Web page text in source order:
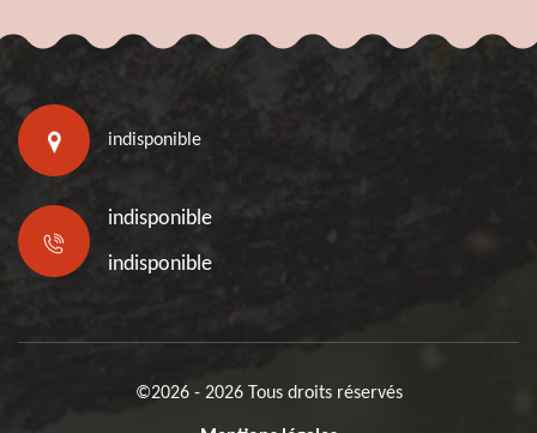
indisponible
indisponible
indisponible
©2026 - 2026 Tous droits réservés